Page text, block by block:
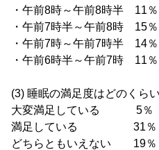
・午前8時～午前8時半 11％
・午前7時半～午前8時 15％
・午前7時～午前7時半 14％
・午前6時半～午前7時 11％
(3) 睡眠の満足度はどのくら
大変満足している 5％
満足している 31％
どちらともいえない 19％